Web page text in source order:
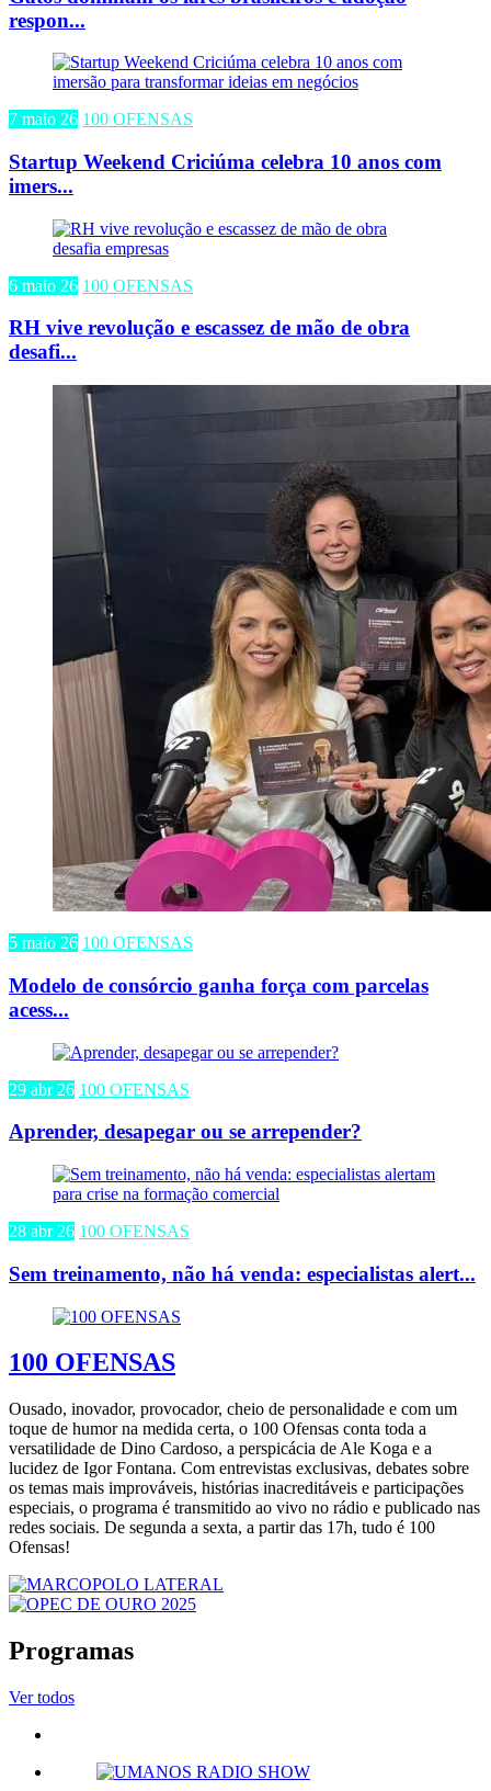
respon...
7 maio 26 100 OFENSAS
Startup Weekend Criciúma celebra 10 anos com
imers...
6 maio 26 100 OFENSAS
RH vive revolução e escassez de mão de obra
desafi...
5 maio 26 100 OFENSAS
Modelo de consórcio ganha força com parcelas
acess...
29 abr 26 100 OFENSAS
Aprender, desapegar ou se arrepender?
28 abr 26 100 OFENSAS
Sem treinamento, não há venda: especialistas alert...
100 OFENSAS
Ousado, inovador, provocador, cheio de personalidade e com um
toque de humor na medida certa, o 100 Ofensas conta toda a
versatilidade de Dino Cardoso, a perspicácia de Ale Koga e a
lucidez de Igor Fontana. Com entrevistas exclusivas, debates sobre
os temas mais improváveis, histórias inacreditáveis e participações
especiais, o programa é transmitido ao vivo no rádio e publicado nas
redes sociais. De segunda a sexta, a partir das 17h, tudo é 100
Ofensas!
Programas
Ver todos